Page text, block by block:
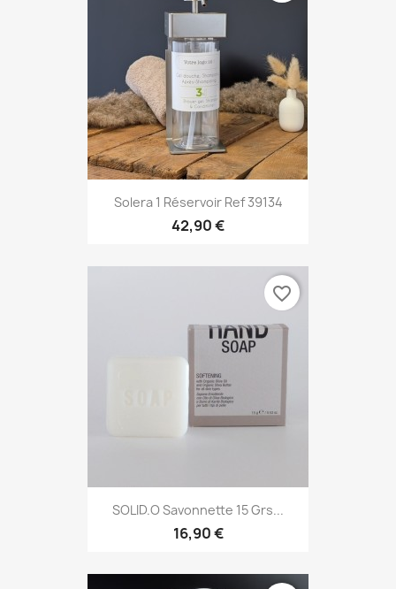
Solera 1 Réservoir Ref 39134
42,90 €
SOLID.O Savonnette 15 Grs...
16,90 €
favorite_border